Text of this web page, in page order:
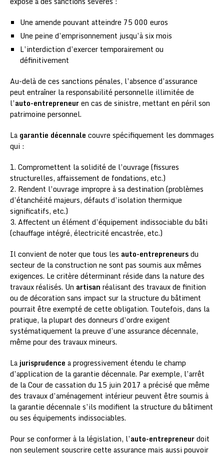
Une amende pouvant atteindre 75 000 euros
Une peine d’emprisonnement jusqu’à six mois
L’interdiction d’exercer temporairement ou
définitivement
Au-delà de ces sanctions pénales, l’absence d’assurance
peut entraîner la responsabilité personnelle illimitée de
l’auto-entrepreneuren cas de sinistre, mettant en péril son
patrimoine personnel.
La garantie décennale couvre spécifiquement les dommages
qui :
1. Compromettent la solidité de l’ouvrage (fissures
structurelles, affaissement de fondations, etc.)
2. Rendent l’ouvrage impropre à sa destination (problèmes
d’étanchéité majeurs, défauts d’isolation thermique
significatifs, etc.)
3. Affectent un élément d’équipement indissociable du bâti
(chauffage intégré, électricité encastrée, etc.)
Il convient de noter que tous les auto-entrepreneursdu
secteur de la construction ne sont pas soumis aux mêmes
exigences. Le critère déterminant réside dans la nature des
travaux réalisés. Un artisan réalisant des travaux de finition
ou de décoration sans impact sur la structure du bâtiment
pourrait être exempté de cette obligation. Toutefois, dans la
pratique, la plupart des donneurs d’ordre exigent
systématiquement la preuve d’une assurance décennale,
même pour des travaux mineurs.
La jurisprudence a progressivement étendu le champ
d’application de la garantie décennale. Par exemple, l’arrêt
de la Cour de cassation du 15 juin 2017 a précisé que même
des travaux d’aménagement intérieur peuvent être soumis à
la garantie décennale s’ils modifient la structure du bâtiment
ou ses équipements indissociables.
Pour se conformer à la législation, l’auto-entrepreneurdoit
non seulement souscrire cette assurance mais aussi pouvoir